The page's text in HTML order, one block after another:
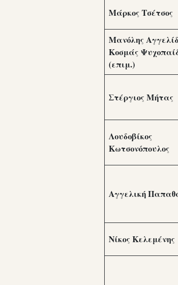
Μάρκος Τσέτσος
Μανόλης
Κοσμάς
(επιμ.)
Στέργιος Μήτας
Λουδοβίκος
Κωτσονόπουλος
Αγγελική
Νίκος Κελεμένης